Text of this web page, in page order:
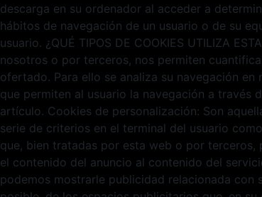
descarga en su ordenador al acceder a
hábitos de navegación de un usuario o de su
usuario. ¿QUÉ TIPOS DE COOKIES UTILIZA
nosotros o por terceros, nos permiten
ofertado. Para ello se analiza su navegación
que permiten al usuario la navegación a
artículo. Cookies de personalización: Son
serie de criterios en el terminal del usuario
que, bien tratadas por esta web o por
el contenido del anuncio al contenido del
podemos mostrarle publicidad relacionada